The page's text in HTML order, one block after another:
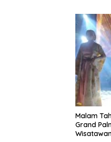
Malam
Grand